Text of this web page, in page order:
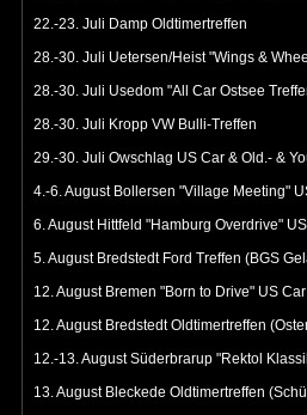
22.-23. Juli Damp Oldtimertreffen
28.-30. Juli Uetersen/Heist "Wings &
28.-30. Juli Usedom "All Car Ostsee
28.-30. Juli Kropp VW Bulli-Treffen
29.-30. Juli Owschlag US Car & Old.- &
4.-6. August Bollersen "Village Meeting"
6. August Hittfeld "Hamburg Overdrive"
5. August Bredstedt Ford Treffen (BGS
12. August Bremen "Born to Drive" US
12. August Bredstedt Oldtimertreffen
12.-13. August Süderbrarup "Rektol
13. August Bleckede Oldtimertreffen